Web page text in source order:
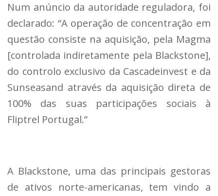
Num anúncio da autoridade reguladora, foi
declarado: “A operação de concentração em
questão consiste na aquisição, pela Magma
[controlada indiretamente pela Blackstone],
do controlo exclusivo da Cascadeinvest e da
Sunseasand através da aquisição direta de
100% das suas participações sociais à
Fliptrel Portugal.”
A Blackstone, uma das principais gestoras
de ativos norte-americanas, tem vindo a